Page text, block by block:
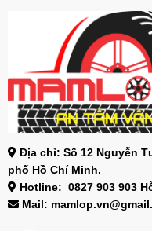
Địa chỉ: Số 12 Nguyễn
phố Hồ Chí Minh.
Hotline: 0827 903 903
Mail: